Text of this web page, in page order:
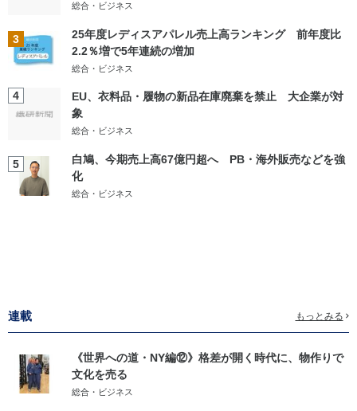
総合・ビジネス
3
25年度レディスアパレル売上高ランキング 前年度比
2.2％増で5年連続の増加
総合・ビジネス
4
EU、衣料品・履物の新品在庫廃棄を禁止 大企業が対
象
総合・ビジネス
5
白鳩、今期売上高67億円超へ PB・海外販売などを強
化
総合・ビジネス
連載 もっとみる
《世界への道・NY編⑫》格差が開く時代に、物作りで
文化を売る
総合・ビジネス